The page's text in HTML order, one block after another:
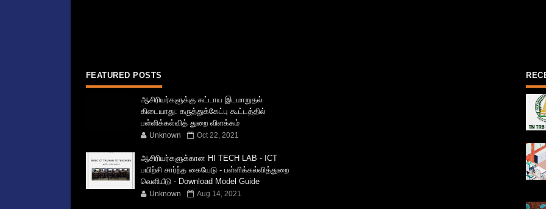
FEATURED POSTS
ஆசிரியர்களுக்கு கட்டாய இடமாறுதல்
கிடையாது: கருத்துக்கேட்பு கூட்டத்தில்
பள்ளிக்கல்வித் துறை விளக்கம்
Unknown Oct 22, 2021
ஆசிரியர்களுக்கான HI TECH LAB - ICT
பயிற்சி சார்ந்த கையேடு - பள்ளிக்கல்வித்துறை
வெளியீடு - Download Model Guide
Unknown Aug 14, 2021